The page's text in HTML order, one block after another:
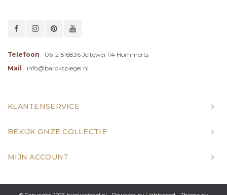
Telefoon
06-21516836 Jeltewei 114 Hommerts
Mail
info@barokspiegel.nl
KLANTENSERVICE
BEKIJK ONZE COLLECTIE
MIJN ACCOUNT